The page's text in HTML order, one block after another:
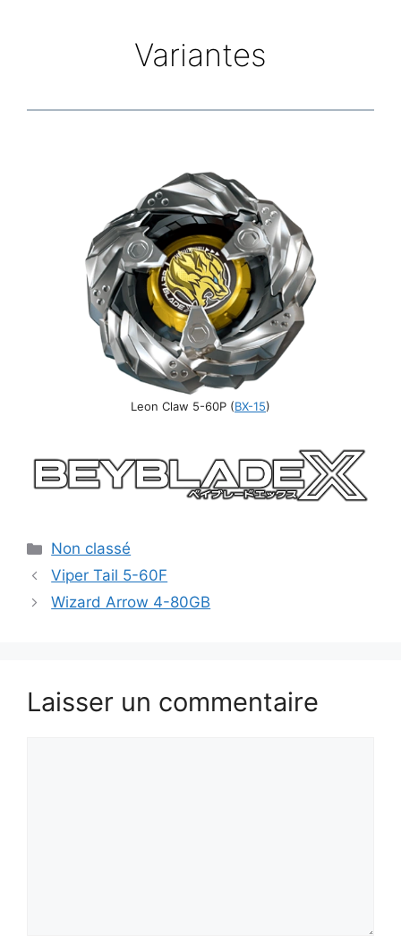
Variantes
Leon Claw 5-60P (BX-15)
Catégories
Non classé
Viper Tail 5-60F
Wizard Arrow 4-80GB
Laisser un commentaire